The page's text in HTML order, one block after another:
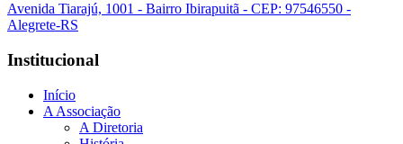
Avenida Tiarajú, 1001 - Bairro Ibirapuitã - CEP: 97546550 -
Alegrete-RS
Institucional
Início
A Associação
A Diretoria